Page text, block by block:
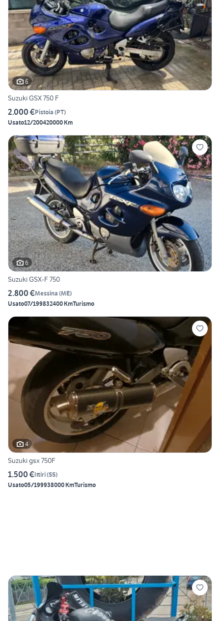
6
Suzuki GSX 750 F
2.000 €Pistoia (PT)
Usato12/200420000 Km
6
Suzuki GSX-F 750
2.800 €Messina (ME)
Usato07/199832400 KmTurismo
4
Suzuki gsx 750F
1.500 €Ittiri(SS)
Usato05/199938000 KmTurismo